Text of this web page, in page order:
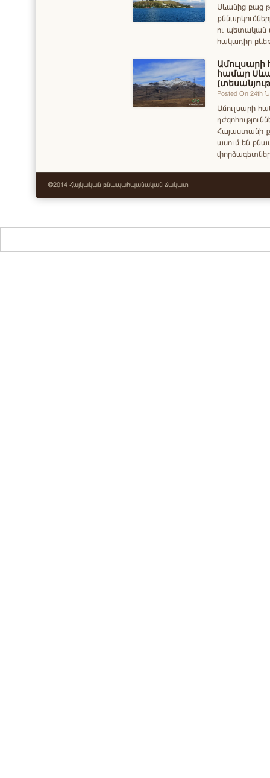
Սևանից բաց
ու պետական
հակադիր
Ամուլսարի
համար
Posted On 24th
Ամուլսարի
Հայաստանի
ասում են
©2014 Հայկական բնապահպանական ճակատ